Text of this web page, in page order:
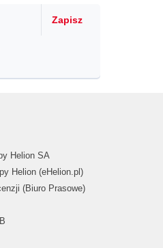
Zapisz
Helion SA
Helion (eHelion.pl)
(Biuro Prasowe)